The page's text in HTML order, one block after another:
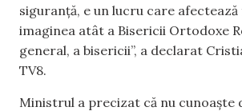
siguranță, e un lucru care
imaginea atât a Bisericii Ortodoxe
general, a bisericii”, a declarat
TV8.
Ministrul a precizat că nu cunoaște